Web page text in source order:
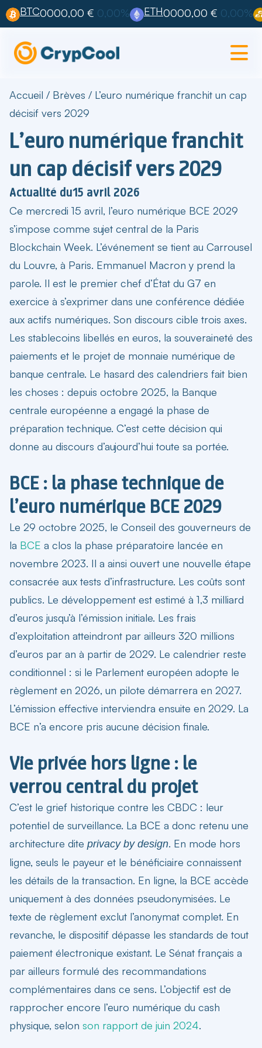
BTC0000,00 € 0,00% ETH0000,00 € 0,00%
Accueil / Brèves / L’euro numérique franchit un cap
décisif vers 2029
L’euro numérique franchit
un cap décisif vers 2029
Actualité du15 avril 2026
Ce mercredi 15 avril, l’euro numérique BCE 2029
s’impose comme sujet central de la Paris
Blockchain Week. L’événement se tient au Carrousel
du Louvre, à Paris. Emmanuel Macron y prend la
parole. Il est le premier chef d’État du G7 en
exercice à s’exprimer dans une conférence dédiée
aux actifs numériques. Son discours cible trois axes.
Les stablecoins libellés en euros, la souveraineté des
paiements et le projet de monnaie numérique de
banque centrale. Le hasard des calendriers fait bien
les choses : depuis octobre 2025, la Banque
centrale européenne a engagé la phase de
préparation technique. C’est cette décision qui
donne au discours d’aujourd’hui toute sa portée.
BCE : la phase technique de
l’euro numérique BCE 2029
Le 29 octobre 2025, le Conseil des gouverneurs de
la BCE a clos la phase préparatoire lancée en
novembre 2023. Il a ainsi ouvert une nouvelle étape
consacrée aux tests d’infrastructure. Les coûts sont
publics. Le développement est estimé à 1,3 milliard
d’euros jusqu’à l’émission initiale. Les frais
d’exploitation atteindront par ailleurs 320 millions
d’euros par an à partir de 2029. Le calendrier reste
conditionnel : si le Parlement européen adopte le
règlement en 2026, un pilote démarrera en 2027.
L’émission effective interviendra ensuite en 2029. La
BCE n’a encore pris aucune décision finale.
Vie privée hors ligne : le
verrou central du projet
C’est le grief historique contre les CBDC : leur
potentiel de surveillance. La BCE a donc retenu une
architecture dite privacy by design. En mode hors
ligne, seuls le payeur et le bénéficiaire connaissent
les détails de la transaction. En ligne, la BCE accède
uniquement à des données pseudonymisées. Le
texte de règlement exclut l’anonymat complet. En
revanche, le dispositif dépasse les standards de tout
paiement électronique existant. Le Sénat français a
par ailleurs formulé des recommandations
complémentaires dans ce sens. L’objectif est de
rapprocher encore l’euro numérique du cash
physique, selon son rapport de juin 2024.